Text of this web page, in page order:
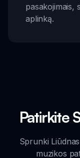
pasakojimais,
aplinką.
Patirkite
Sprunki
muzikos